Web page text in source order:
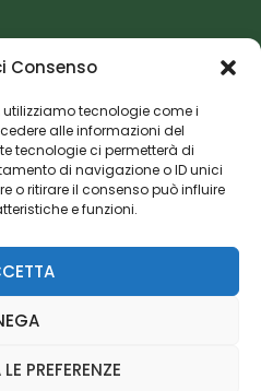
Consenso
utilizziamo tecnologie come i
alle informazioni del
tecnologie ci permetterà di
di navigazione o ID unici
o ritirare il consenso può influire
e funzioni.
PREFERENZE